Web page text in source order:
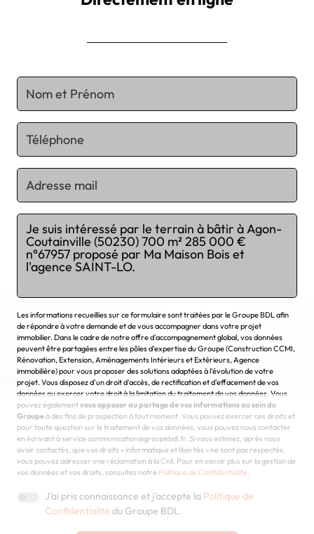
Chargement...
Les informations recueillies sur ce formulaire sont traitées par le Groupe BDL afin
de répondre à votre demande et de vous accompagner dans votre projet
immobilier. Dans le cadre de notre offre d'accompagnement global, vos données
peuvent être partagées entre les pôles d'expertise du Groupe (Construction CCMI,
Rénovation, Extension, Aménagements Intérieurs et Extérieurs, Agence
immobilière) pour vous proposer des solutions adaptées à l'évolution de votre
projet. Vous disposez d'un droit d'accès, de rectification et d'effacement de vos
données ou exercer votre droit à la limitation du traitement de vos données. Vous
pouvez égalementvous opposer au partage de vos informations au sein du
Groupeà des fins de prospection à tout moment. Vous pouvez exercer ces droits et
pour toute question sur le traitement de vos données, vous pouvez nous contacter
en écrivant à service communication@groupebdl.fr. Si vous estimez, après nous
avoir contactés, que vos droits « informatique et libertés » ne sont pas respectés,
vous pouvez adresser une réclamation à la Cnil. Pour en savoir plus sur la gestion de
vos données et vos droits, consultez notre Politique de Confidentialité.
J'ai pris connaissance et j'accepte la Politique de
Confidentialité du Groupe BDL.